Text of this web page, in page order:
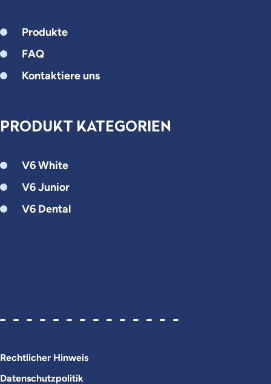
Produkte
FAQ
Kontaktiere uns
PRODUKT KATEGORIEN
V6 White
V6 Junior
V6 Dental
Rechtlicher Hinweis
Datenschutzpolitik